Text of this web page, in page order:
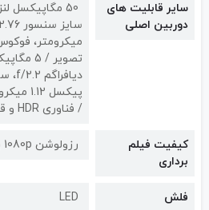
سایر قابلیت های
دوربین اصلی
میکرومتر،
تصویر / 5
/ فناوری HDR و قابلیت عکاسی پانوراما
کیفیت فیلم
برداری
رزولوشن 1080p با سرعت 30 فریم بر ثانیه
فلش LED